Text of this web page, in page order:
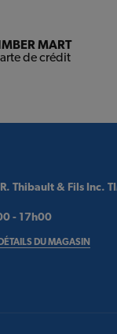
MART
de crédit
Thibault & Fils Inc.
- 17h00
DÉTAILS DU MAGASIN